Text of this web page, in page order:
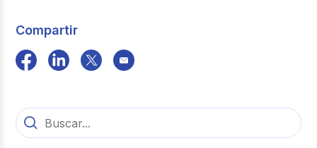
Compartir